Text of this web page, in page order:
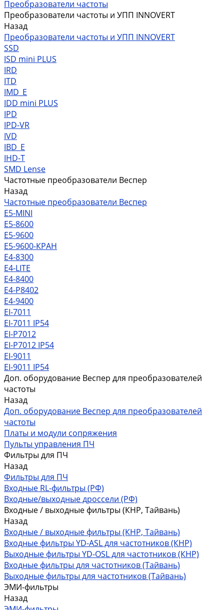
Преобразователи частоты
Преобразователи частоты и УПП INNOVERT
Назад
Преобразователи частоты и УПП INNOVERT
SSD
ISD mini PLUS
IRD
ITD
IMD_E
IDD mini PLUS
IPD
IРD-VR
IVD
IBD_E
IHD-T
SMD Lense
Частотные преобразователи Веспер
Назад
Частотные преобразователи Веспер
Е5-MINI
Е5-8600
Е5-9600
Е5-9600-КРАН
Е4-8300
Е4-LITE
E4-8400
Е4-P8402
E4-9400
EI-7011
EI-7011 IP54
EI-P7012
EI-P7012 IP54
EI-9011
EI-9011 IP54
Доп. оборудование Веспер для преобразователей
частоты
Назад
Доп. оборудование Веспер для преобразователей
частоты
Платы и модули сопряжения
Пульты управления ПЧ
Фильтры для ПЧ
Назад
Фильтры для ПЧ
Входные RL-фильтры (РФ)
Входные/выходные дроссели (РФ)
Входные / выходные фильтры (КНР, Тайвань)
Назад
Входные / выходные фильтры (КНР, Тайвань)
Входные фильтры YD-ASL для частотников (КНР)
Выходные фильтры YD-OSL для частотников (КНР)
Входные фильтры для частотников (Тайвань)
Выходные фильтры для частотников (Тайвань)
ЭМИ-фильтры
Назад